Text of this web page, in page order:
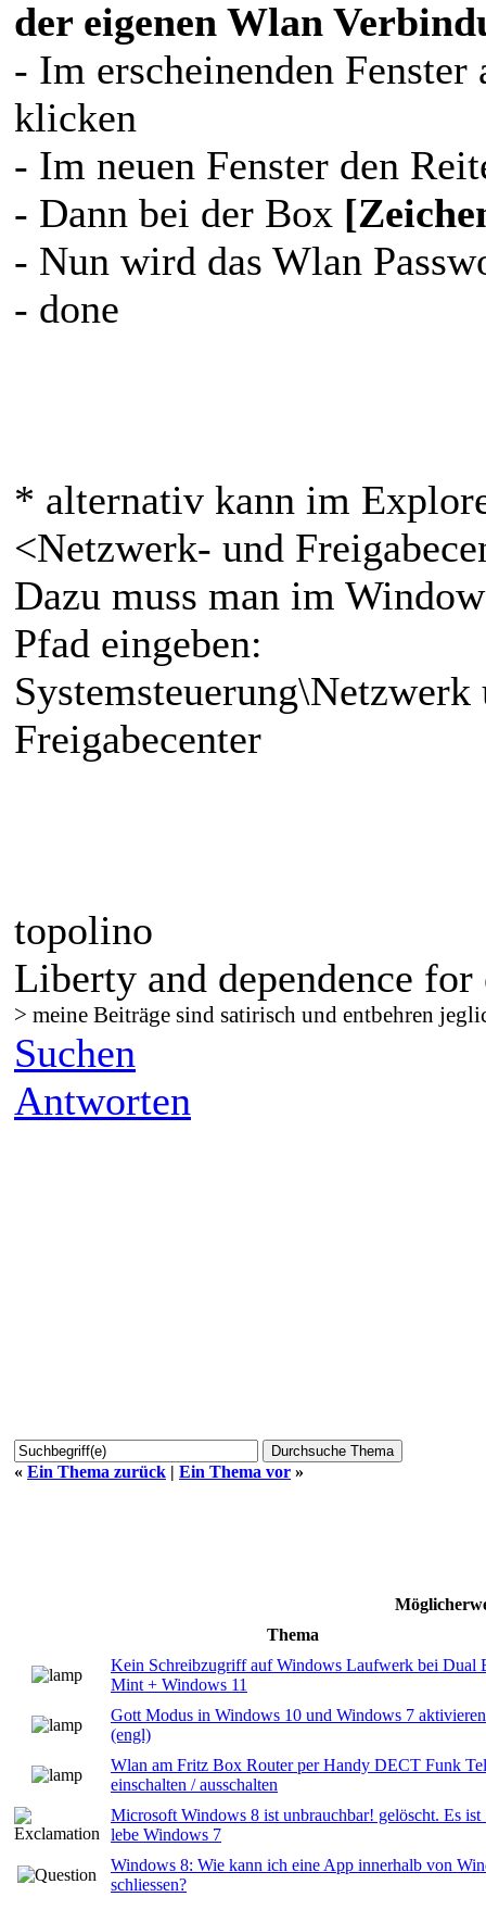
der eigenen Wlan
- Im erscheinenden
klicken
- Im neuen Fenster den
- Dann bei der Box
- Nun wird das Wlan
- done
* alternativ kann im
<Netzwerk- und
Dazu muss man im
Pfad eingeben:
Freigabecenter
topolino
Liberty and dependence for
> meine Beiträge sind satirisch und entbehren
Suchen
Antworten
« Ein Thema zurück | Ein Thema vor »
Thema
Kein Schreibzugriff auf Windows Laufwerk bei Dual
Mint + Windows 11
Gott Modus in Windows 10 und Windows 7
(engl)
Wlan am Fritz Box Router per Handy DECT Funk
einschalten / ausschalten
Microsoft Windows 8 ist unbrauchbar! gelöscht. Es ist
lebe Windows 7
Windows 8: Wie kann ich eine App innerhalb von
schliessen?